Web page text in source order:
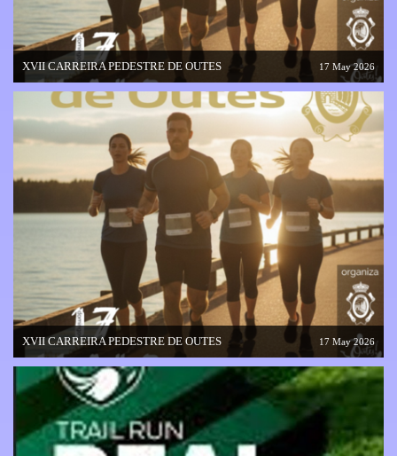
XVII CARREIRA PEDESTRE DE OUTES 17 May 2026
XVII CARREIRA PEDESTRE DE OUTES 17 May 2026